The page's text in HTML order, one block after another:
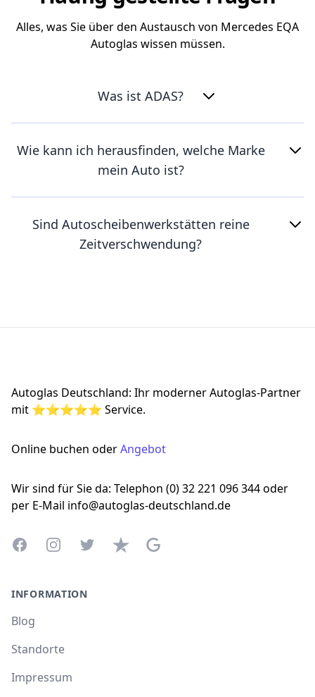
Alles, was Sie über den Austausch von Mercedes EQA
Autoglas wissen müssen.
Was ist ADAS?
Wie kann ich herausfinden, welche Marke
mein Auto ist?
Sind Autoscheibenwerkstätten reine
Zeitverschwendung?
Autoglas Deutschland: Ihr moderner Autoglas-Partner
mit ⭐⭐⭐⭐⭐ Service.
Online buchen oderAngebot
Wir sind für Sie da: Telephon (0) 32 221 096 344 oder
per E-Mail info@autoglas-deutschland.de
FacebookInstagramTwitterTrustpilotGoogle Business Profile
INFORMATION
Blog
Standorte
Impressum